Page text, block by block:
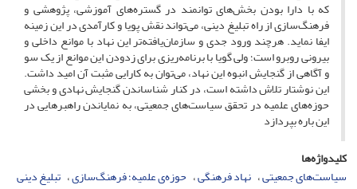
که با دارا بودن بخش‌های توانمند در گستره‌های آموزشی، پژوهشی و
فرهنگ‌سازی از راه تبلیغ دینی، می‌تواند نقش پویا و کارآمدی در این زمینه
ایفا نماید. هرچند ورود جدی‌ و سازمان‌یافته‌تر این نهاد با موانع داخلی و
بیرونی روبرو است؛ ولی گویا با برنامه‌ریزی برای زدودن این موانع از یک سو
و آگاهی از گنجایش انبوه این نهاد، می‌توان به کارایی مثبت آن امید داشت.
این نوشتار تلاش داشته است، در کنار شناساندن گنجایش نهادی و بخشی
حوزه‌های علمیه در تحقق سیاست‌های جمعیتی، به نمایاندن راهبرهایی در
این باره بپردازد
کلیدواژه‌ها
سیاست‌های جمعیتی نهاد فرهنگی حوزه‌ی علمیه؛ فرهنگ‌سازی تبلیغ دینی